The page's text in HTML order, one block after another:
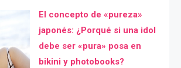
El concepto de «pureza»
japonés: ¿Porqué si una idol
debe ser «pura» posa en
bikini y photobooks?